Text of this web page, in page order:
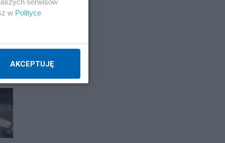
w Polityce
AKCEPTUJĘ